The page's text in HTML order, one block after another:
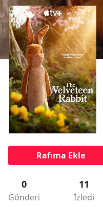
Rafıma Ekle
0
Gönderi
11
İzledi